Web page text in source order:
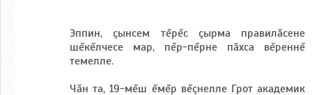
Эппин, çынсем тĕрĕс çырма правилăсене
шĕкĕлчесе мар, пĕр-пĕрне пăхса вĕреннĕ
темелле.
Чăн та, 19-мĕш ĕмĕр вĕçнелле Грот академик